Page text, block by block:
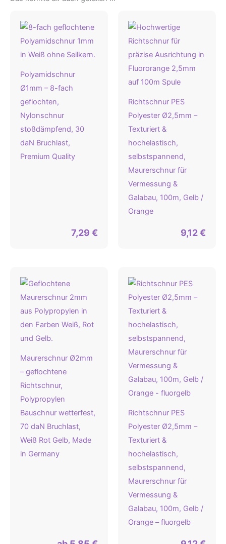
Polyamidschnur
Ø1mm – 8-fach
geflochten,
Nylonschnur
stoßdämpfend, 30
daN Bruchlast,
Premium Quality
7,29 €
Richtschnur PES
Polyester Ø2,5mm –
Texturiert &
hochelastisch,
selbstspannend,
Maurerschnur für
Vermessung &
Galabau, 100m, Gelb /
Orange
9,12€
Maurerschnur Ø2mm
– geflochtene
Richtschnur,
Polypropylen
Bauschnur wetterfest,
70 daN Bruchlast,
Weiß Rot Gelb, Made
in Germany
Richtschnur PES
Polyester Ø2,5mm –
Texturiert &
hochelastisch,
selbstspannend,
Maurerschnur für
Vermessung &
Galabau, 100m, Gelb /
Orange – fluorgelb